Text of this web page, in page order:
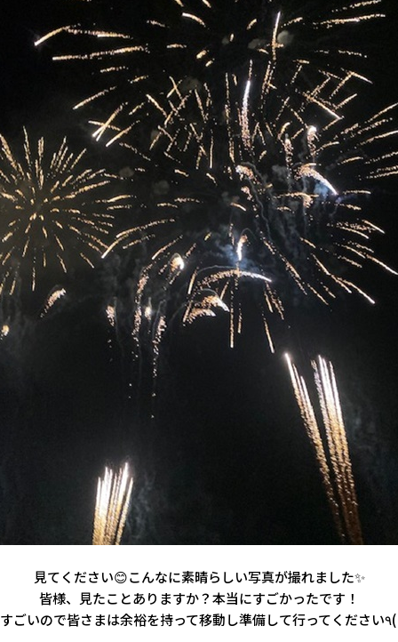
見てください😊こんなに素晴らしい写真が撮れました✨
皆様、見たことありますか？本当にすごかったです！